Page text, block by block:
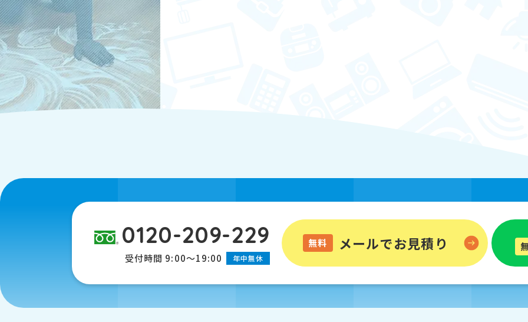
0120-209-229
受付時間 9:00～19:00 年中無休
無料 メールでお見積り